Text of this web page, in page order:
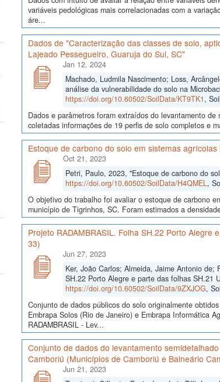
variáveis pedológicas mais correlacionadas com a
áre...
Dados de "Caracterização das classes de solo,
Lajeado Pessegueiro, Guaruja do Sul, SC"
Jan 12, 2024
Machado, Ludmila Nascimento; Loss,
análise da vulnerabilidade do solo na
https://doi.org/10.60502/SoilData/KT9TK1,
Dados e parâmetros foram extraídos do levantamento
coletadas informações de 19 perfis de solo completos e
Estoque de carbono do solo em sistemas
Oct 21, 2023
Petri, Paulo, 2023, "Estoque de carbono do
https://doi.org/10.60502/SoilData/H4QMEL,
O objetivo do trabalho foi avaliar o estoque de carbono
município de Tigrinhos, SC. Foram estimados a
Projeto RADAMBRASIL. Folha SH.22 Porto
33)
Jun 27, 2023
Ker, João Carlos; Almeida, Jaime Antonio de;
SH.22 Porto Alegre e parte das folhas SH.21
https://doi.org/10.60502/SoilData/9ZXJOG,
Conjunto de dados públicos do solo originalmente
Embrapa Solos (Rio de Janeiro) e Embrapa Informática
RADAMBRASIL - Lev...
Conjunto de dados do levantamento
Camboriú (Municípios de Camboriú e Balneário
Jun 21, 2023